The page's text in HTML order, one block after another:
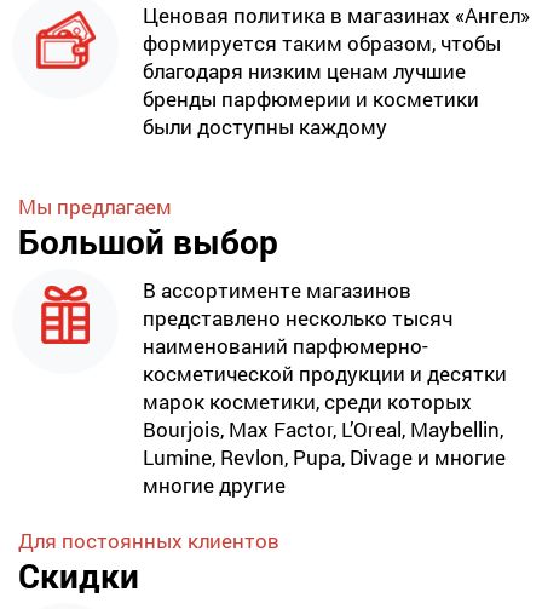
Ценовая политика в магазинах «Ангел»
формируется таким образом, чтобы
благодаря низким ценам лучшие
бренды парфюмерии и косметики
были доступны каждому
Мы предлагаем
Большой выбор
В ассортименте магазинов
представлено несколько тысяч
наименований парфюмерно-
косметической продукции и десятки
марок косметики, среди которых
Bourjois, Max Factor, L’Oreal, Maybellin,
Lumine, Revlon, Pupa, Divage и многие
многие другие
Для постоянных клиентов
Скидки